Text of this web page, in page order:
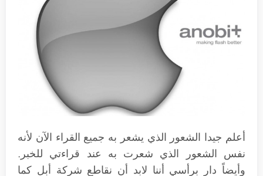
أعلم جيدا الشعور الذي يشعر به جميع القراء الآن لأنه
نفس الشعور الذي شعرت به عند قراءتي للخبر.
وأيضاً دار برأسي أننا لابد أن نقاطع شركة أبل كما